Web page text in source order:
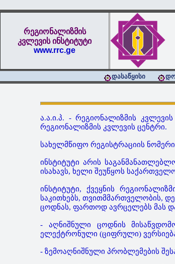
რეგიონალიზმის
კვლევის ინსტიტუტი
www.rrc.ge
დასაწყისი
ა.ა.ი.პ. - რეგიონალიზმის
რეგიონალიზმის კვლევის ცენტრი.
სახელმწიფო რეგისტრაციის ნომერი:
ინსტიტუტი არის
ისახავს, ხელი შეუწყოს
ინსტიტუტი, ქვეყნის
საკითხებს, თვითმმართველობის,
ცოდნას, ფართოდ ავრცელებს მას
- აღნიშნული ცოდნის
ელექტრონული (ციფრული)
- ზემოაღნიშნული პრობლემების